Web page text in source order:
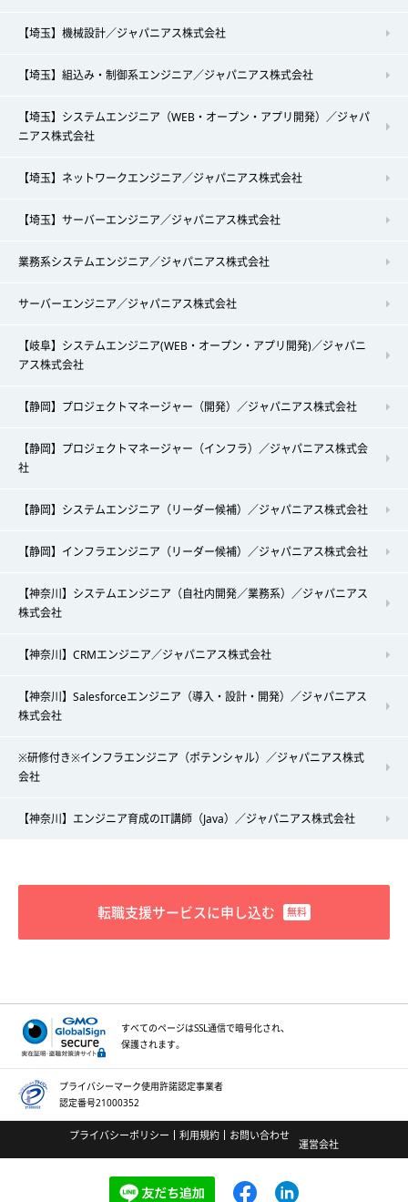
【埼玉】機械設計／ジャパニアス株式会社
【埼玉】組込み・制御系エンジニア／ジャパニアス株式会社
【埼玉】システムエンジニア（WEB・オープン・アプリ開発）／ジャパ
ニアス株式会社
【埼玉】ネットワークエンジニア／ジャパニアス株式会社
【埼玉】サーバーエンジニア／ジャパニアス株式会社
業務系システムエンジニア／ジャパニアス株式会社
サーバーエンジニア／ジャパニアス株式会社
【岐阜】システムエンジニア(WEB・オープン・アプリ開発)／ジャパニ
アス株式会社
【静岡】プロジェクトマネージャー（開発）／ジャパニアス株式会社
【静岡】プロジェクトマネージャー（インフラ）／ジャパニアス株式会
社
【静岡】システムエンジニア（リーダー候補）／ジャパニアス株式会社
【静岡】インフラエンジニア（リーダー候補）／ジャパニアス株式会社
【神奈川】システムエンジニア（自社内開発／業務系）／ジャパニアス
株式会社
【神奈川】CRMエンジニア／ジャパニアス株式会社
【神奈川】Salesforceエンジニア（導入・設計・開発）／ジャパニアス
株式会社
※研修付き※インフラエンジニア（ポテンシャル）／ジャパニアス株式
会社
【神奈川】エンジニア育成のIT講師（Java）／ジャパニアス株式会社
転職支援サービスに申し込む
すべてのページはSSL通信で暗号化され、
保護されます。
プライバシーマーク使用許諾認定事業者
認定番号21000352
プライバシーポリシー 利用規約 お問い合わせ
運営会社